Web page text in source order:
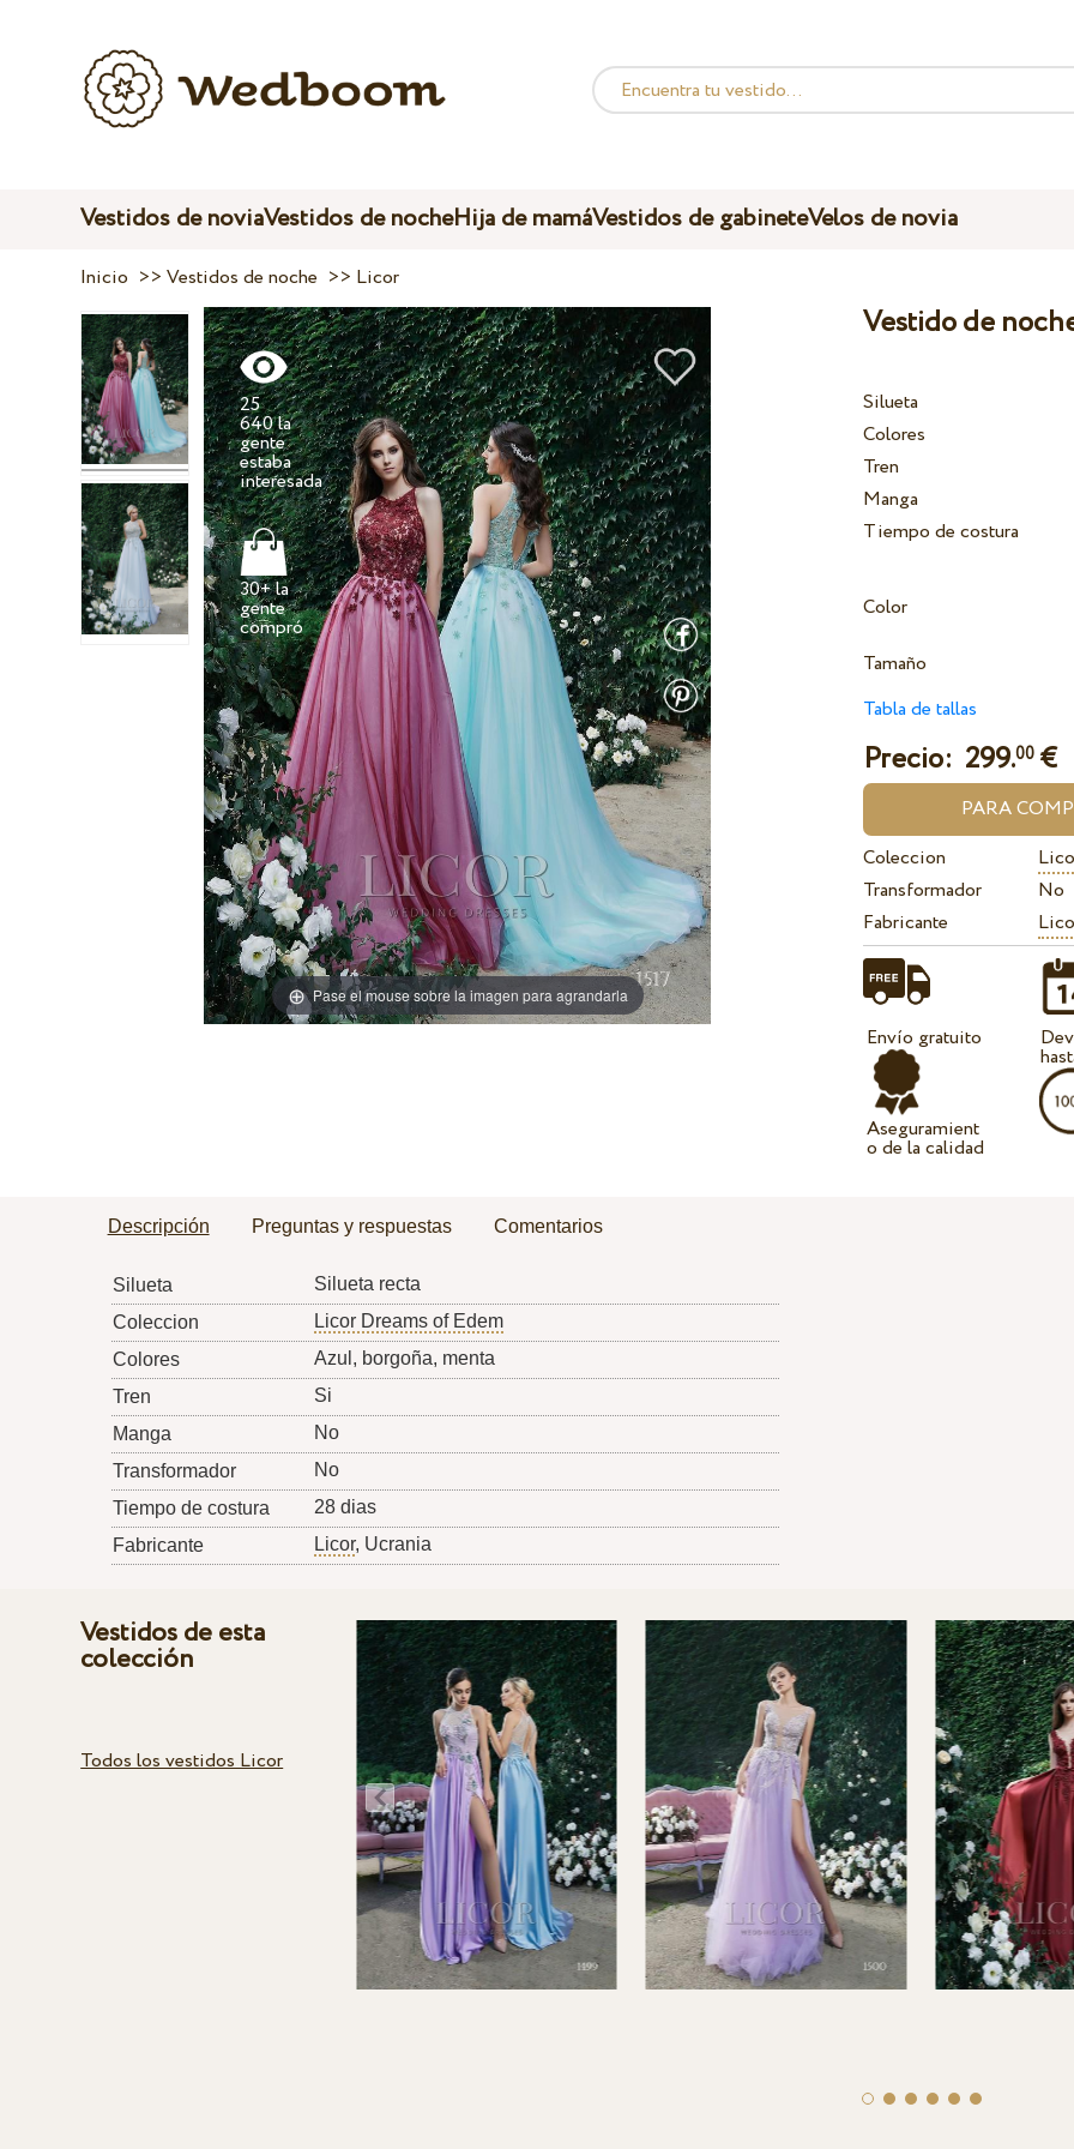
Vestidos de noviaVestidos de nocheHija de mamáVestidos de gabineteVelos de novia
Inicio >>Vestidos de noche >> Licor
Pase el mouse sobre la imagen para agrandarla
25
640 la
gente
estaba
interesada
30+ la
gente
compró
Vestido de
Silueta
Colores
Tren
Manga
Tiempo de costura
Color
Tamaño
Tabla de tallas
Precio: 299.00 €
Coleccion
Transformador
No
Fabricante
Envío gratuito
Aseguramient
o de la calidad
Descripción Preguntas y respuestas Comentarios
Silueta
Silueta recta
Coleccion
Licor Dreams of Edem
Colores
Azul, borgoña, menta
Tren
Si
Manga
No
Transformador
No
Tiempo de costura
28 dias
Fabricante
Licor, Ucrania
Vestidos de esta
colección
Todos los vestidos Licor